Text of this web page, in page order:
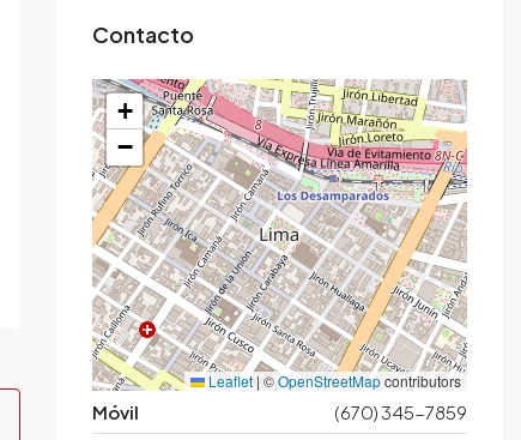
Contacto
+
−
Leaflet | ©OpenStreetMapcontributors
Móvil
(670) 345-7859